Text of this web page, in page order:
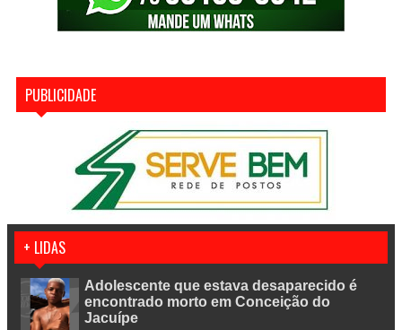
PUBLICIDADE
+ LIDAS
Adolescente que estava desaparecido é
encontrado morto em Conceição do
Jacuípe